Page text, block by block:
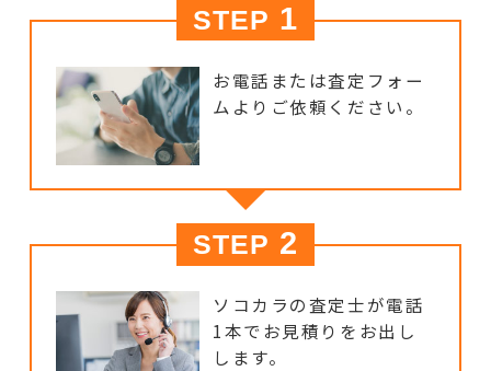
STEP 1
お電話または査定フォー
ムよりご依頼ください。
STEP 2
ソコカラの査定士が電話
1本でお見積りをお出し
します。